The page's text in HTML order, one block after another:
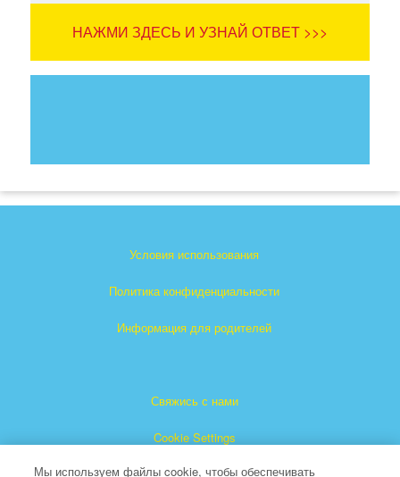
НАЖМИ ЗДЕСЬ И УЗНАЙ ОТВЕТ >>>
Условия использования
Политика конфиденциальности
Информация для родителей
Свяжись с нами
Cookie Settings
Мы используем файлы cookie, чтобы обеспечивать